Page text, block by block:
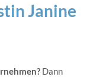
Janine
Dann